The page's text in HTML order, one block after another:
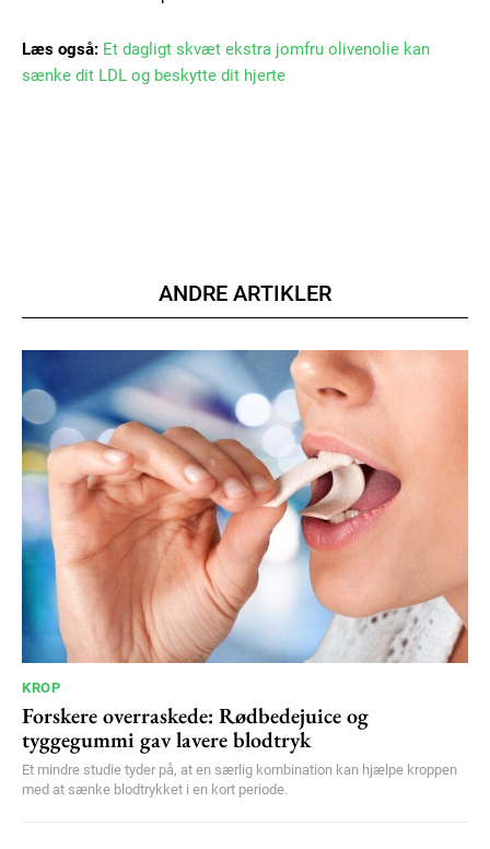
Etiam est nibh, lobortis sit
Praesent euismod ac
Ut mollis pellentesque tortor
Nullam eu erat condimentum
Donec quis est ac felis
Orci varius natoque dolor
YEARLY PRICING MONTHLY PRICING
Læs også: Et dagligt skvæt ekstra jomfru olivenolie kan
sænke dit LDL og beskytte dit hjerte
ANDRE ARTIKLER
KROP
Forskere overraskede: Rødbedejuice og
tyggegummi gav lavere blodtryk
Et mindre studie tyder på, at en særlig kombination kan hjælpe kroppen
med at sænke blodtrykket i en kort periode.